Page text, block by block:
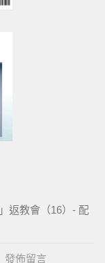
返教會（16）- 配
發佈留言